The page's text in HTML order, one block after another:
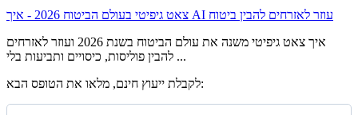
צאט גיפיטי בעולם הביטוח 2026 - איך AI עוזר לאזרחים להבין ביטוח
איך צאט גיפיטי משנה את עולם הביטוח בשנת 2026 ועוזר לאזרחים
להבין פוליסות, כיסויים ותביעות בלי ...
לקבלת ייעוץ חינם, מלאו את הטופס הבא: